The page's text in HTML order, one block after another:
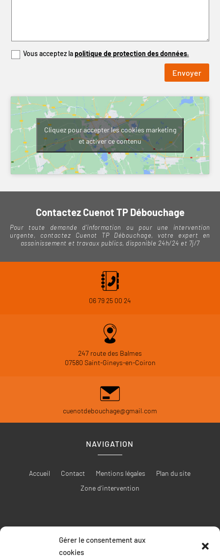
Gérer le consentement aux
cookies
Vous acceptez lapolitique de protection des données.
Envoyer
Cliquez pour accepter les cookies marketing
et activer ce contenu
Contactez Cuenot TP Débouchage
Pour toute demande d'information ou pour une intervention
urgente, contactez Cuenot TP Débouchage, votre expert en
assainissement et travaux publics, disponible 24h/24 et 7j/7
06 79 25 00 24
247 route des Balmes
07580 Saint-Gineys-en-Coiron
cuenotdebouchage@gmail.com
NAVIGATION
Accueil Contact Mentions légales
Plan du site
Zone d’intervention
RÉALISATION